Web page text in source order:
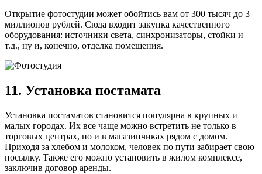
Открытие фотостудии может обойтись вам от 300 тысяч до 3
миллионов рублей. Сюда входит закупка качественного
оборудования: источники света, синхронизаторы, стойки и
т.д., ну и, конечно, отделка помещения.
11. Установка постамата
Установка постаматов становится популярна в крупных и
малых городах. Их все чаще можно встретить не только в
торговых центрах, но и в магазинчиках рядом с домом.
Приходя за хлебом и молоком, человек по пути забирает свою
посылку. Также его можно установить в жилом комплексе,
заключив договор аренды.